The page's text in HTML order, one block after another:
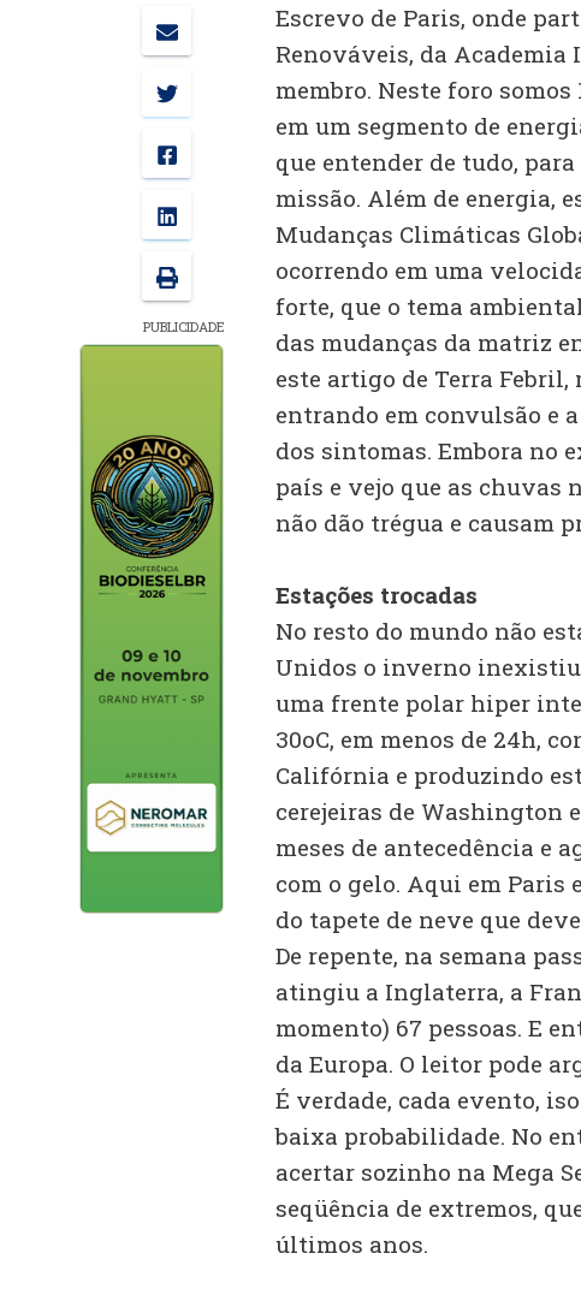
PUBLICIDADE
Escrevo de Paris, onde
Renováveis, da
membro. Neste foro
em um segmento de
que entender de tudo,
missão. Além de energia,
Mudanças Climáticas
ocorrendo em uma
forte, que o tema
das mudanças da matriz
este artigo de Terra Febril,
entrando em convulsão e
dos sintomas. Embora no
país e vejo que as chuvas
não dão trégua e causam
Estações trocadas
No resto do mundo não
Unidos o inverno inexistiu
uma frente polar hiper
30oC, em menos de 24h,
Califórnia e produzindo
cerejeiras de Washington
meses de antecedência e
com o gelo. Aqui em Paris
do tapete de neve que
De repente, na semana
atingiu a Inglaterra, a
momento) 67 pessoas. E
da Europa. O leitor pode
É verdade, cada evento,
baixa probabilidade. No
acertar sozinho na Mega
seqüência de extremos,
últimos anos.